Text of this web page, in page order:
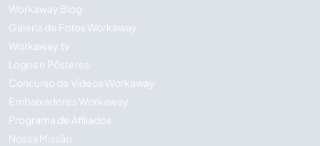
Workaway Blog
Galeria de Fotos Workaway
Workaway.tv
Logos e Pôsteres
Concurso de Vídeos Workaway
Embaixadores Workaway
Programa de Afiliados
Nossa Missão